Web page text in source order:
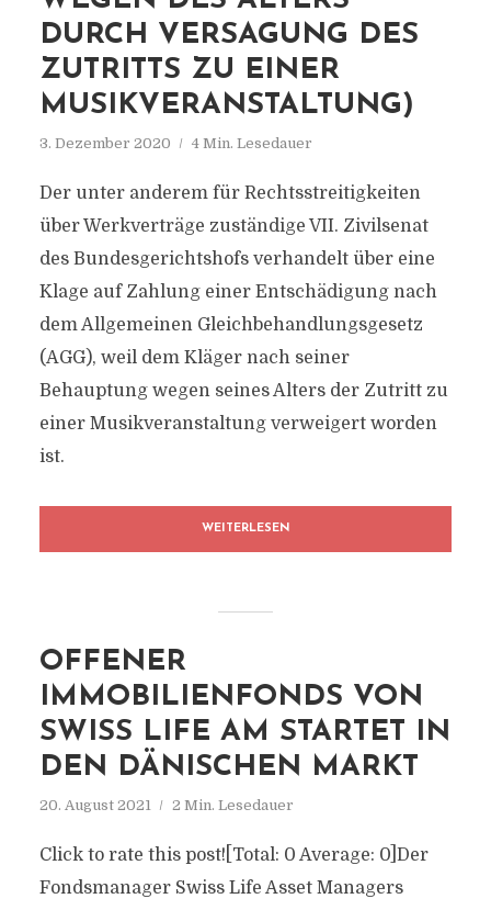
DURCH VERSAGUNG DES
ZUTRITTS ZU EINER
MUSIKVERANSTALTUNG)
3. Dezember 2020 4 Min. Lesedauer
Der unter anderem für Rechtsstreitigkeiten
über Werkverträge zuständige VII. Zivilsenat
des Bundesgerichtshofs verhandelt über eine
Klage auf Zahlung einer Entschädigung nach
dem Allgemeinen Gleichbehandlungsgesetz
(AGG), weil dem Kläger nach seiner
Behauptung wegen seines Alters der Zutritt zu
einer Musikveranstaltung verweigert worden
ist.
WEITERLESEN
OFFENER
IMMOBILIENFONDS VON
SWISS LIFE AM STARTET IN
DEN DÄNISCHEN MARKT
20. August 2021 2 Min. Lesedauer
Click to rate this post![Total: 0 Average: 0]Der
Fondsmanager Swiss Life Asset Managers